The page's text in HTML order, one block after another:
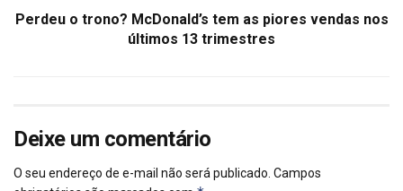
Perdeu o trono? McDonald’s tem as piores vendas nos
últimos 13 trimestres
Deixe um comentário
O seu endereço de e-mail não será publicado. Campos